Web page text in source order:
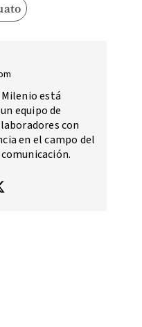
Milenio está
equipo de
con
en el campo del